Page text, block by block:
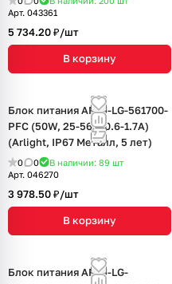
Арт. 043361
5 734.20 ₽/шт
В корзину
Блок питания ARPJ-LG-561700-
PFC (50W, 25-56V, 0.6-1.7A)
(Arlight, IP67 Металл, 5 лет)
0 0 В наличии: 89 шт
Арт. 046270
3 978.50 ₽/шт
В корзину
Блок питания ARPJ-LG-